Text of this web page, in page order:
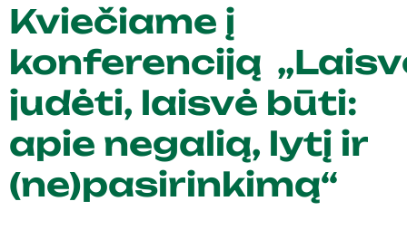
Kviečiame į
konferenciją
judėti, laisvė būti:
apie negalią, lytį ir
(ne)pasirinkimą“